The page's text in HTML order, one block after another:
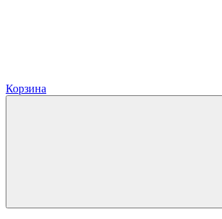
Корзина